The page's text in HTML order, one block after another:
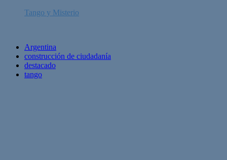
Tango y Misterio
Argentina
construcción de ciudadanía
destacado
tango